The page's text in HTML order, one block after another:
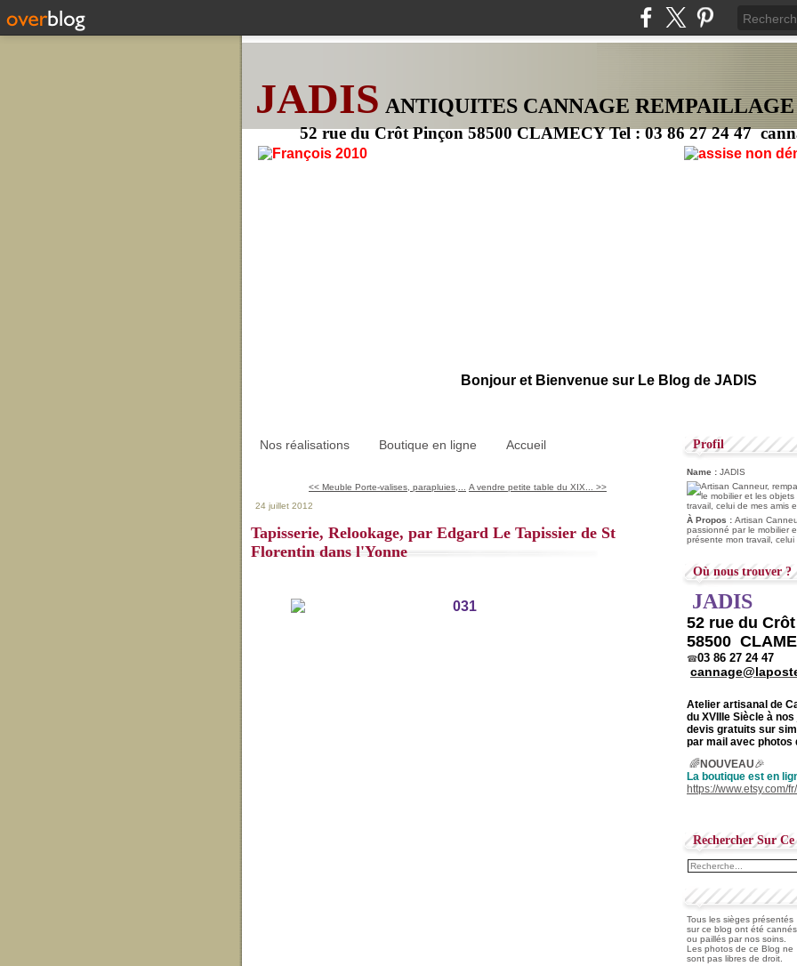
JADIS ANTIQUITES CANNAGE REMPAILLAGE
52 rue du Crôt Pinçon 58500 CLAMECY Tel : 03 86 27 24 47
Bonjour et Bienvenue sur Le Blog de JADIS
Nos réalisations Boutique en ligne Accueil
<< Meuble Porte-valises, parapluies,...
A vendre petite table du XIX... >>
24 juillet 2012
Tapisserie, Relookage, par Edgard Le Tapissier de St
Florentin dans l'Yonne
Profil
Name : JADIS
À Propos : Artisan
passionné par le mobilier
présente mon travail, celui
Où nous trouver ?
JADIS
52 rue du
58500
☎03 86 27 24 47
Atelier artisanal de
du XVIIIe Siècle à
devis gratuits sur
par mail avec photos
🌈NOUVEAU🎉
La boutique est en
https://www.etsy.com/
Rechercher Sur
Tous les sièges présentés
sur ce blog ont été cannés
ou paillés par nos soins.
Les photos de ce Blog ne
sont pas libres de droit.